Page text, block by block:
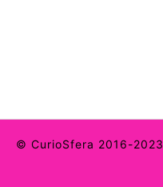
© CurioSfera 2016-2023